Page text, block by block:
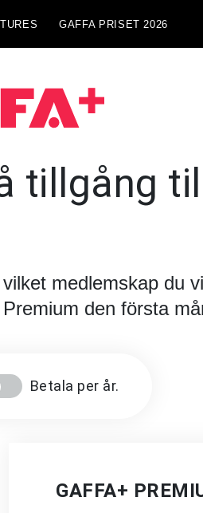
GAFFA PRISET 2026
tillgång
medlemskap du
den första
Betala per år.
GAFFA+